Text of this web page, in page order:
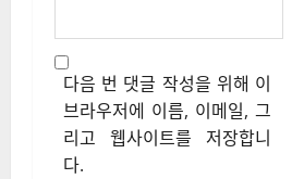
다음 번 댓글 작성을 위해 이
브라우저에 이름, 이메일, 그
리고 웹사이트를 저장합니
다.